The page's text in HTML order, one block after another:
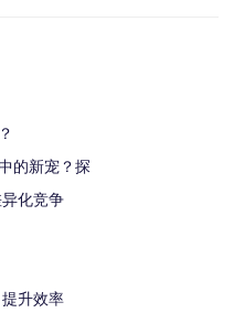
的新宠？探
化竞争
升效率